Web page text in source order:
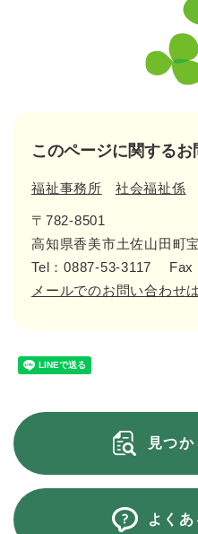
このページに関する
福祉事務所 社会福祉係
〒782-8501
高知県香美市土佐山田町
Tel：0887-53-3117
Fax
メールでのお問い合わせ
見つ
よく